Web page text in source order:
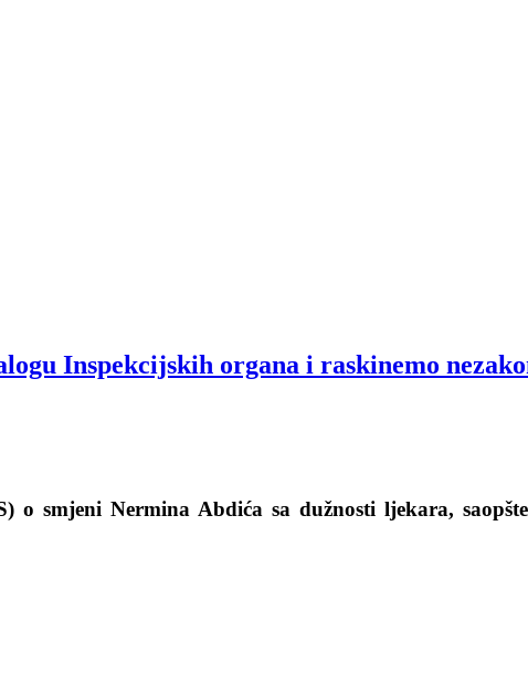
Inspekcijskih organa i raskinemo
o smjeni Nermina Abdića sa dužnosti ljekara,